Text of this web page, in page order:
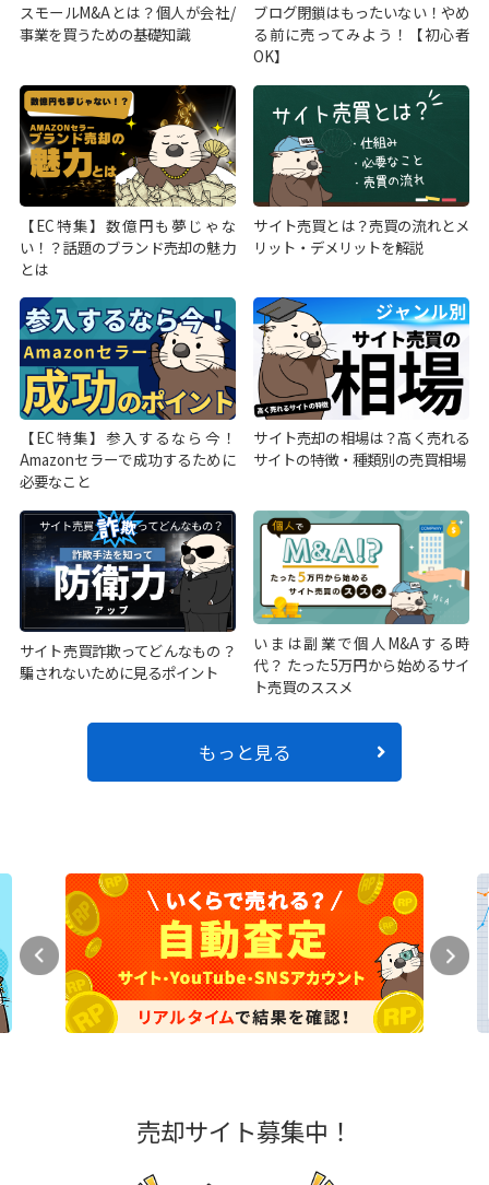
スモールM&Aとは？個人が会社/
事業を買うための基礎知識
ブログ閉鎖はもったいない！やめ
る前に売ってみよう！【初心者
OK】
【EC特集】数億円も夢じゃな
い！？話題のブランド売却の魅力
とは
サイト売買とは？売買の流れとメ
リット・デメリットを解説
【EC特集】参入するなら今！
Amazonセラーで成功するために
必要なこと
サイト売却の相場は？高く売れる
サイトの特徴・種類別の売買相場
サイト売買詐欺ってどんなもの？
騙されないために見るポイント
いまは副業で個人M&Aする時
代？ たった5万円から始めるサイ
ト売買のススメ
もっと見る
売却サイト募集中！